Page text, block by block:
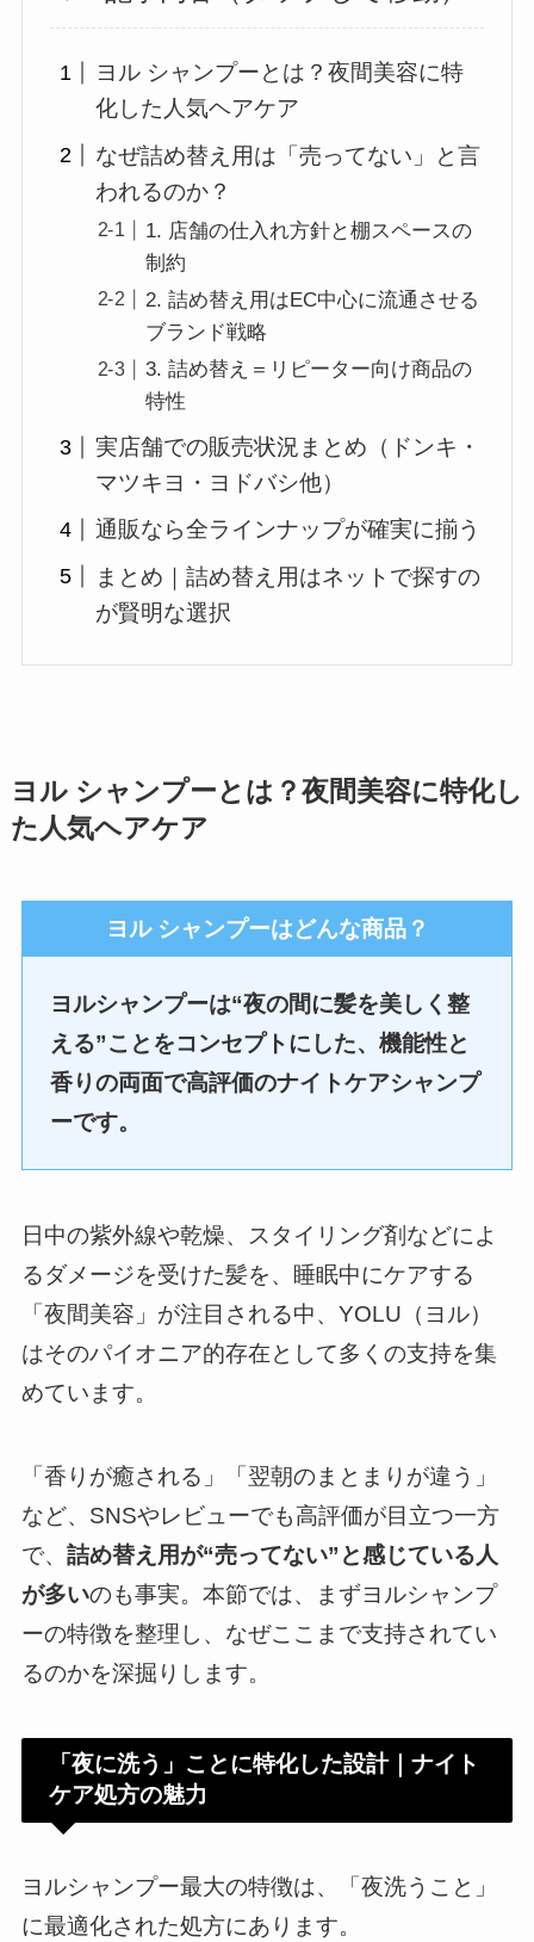
ヨル シャンプーとは？夜間美容に特
化した人気ヘアケア
なぜ詰め替え用は「売ってない」と言
われるのか？
1. 店舗の仕入れ方針と棚スペースの
制約
2. 詰め替え用はEC中心に流通させる
ブランド戦略
3. 詰め替え＝リピーター向け商品の
特性
実店舗での販売状況まとめ（ドンキ・
マツキヨ・ヨドバシ他）
通販なら全ラインナップが確実に揃う
まとめ｜詰め替え用はネットで探すの
が賢明な選択
ヨル シャンプーとは？夜間美容に特化し
た人気ヘアケア
ヨル シャンプーはどんな商品？
ヨルシャンプーは“夜の間に髪を美しく整
える”ことをコンセプトにした、機能性と
香りの両面で高評価のナイトケアシャンプ
ーです。
日中の紫外線や乾燥、スタイリング剤などによ
るダメージを受けた髪を、睡眠中にケアする
「夜間美容」が注目される中、YOLU（ヨル）
はそのパイオニア的存在として多くの支持を集
めています。
「香りが癒される」「翌朝のまとまりが違う」
など、SNSやレビューでも高評価が目立つ一方
で、 詰め替え用が“売ってない”と感じている人
が多いのも事実。本節では、まずヨルシャンプ
ーの特徴を整理し、なぜここまで支持されてい
るのかを深掘りします。
「夜に洗う」ことに特化した設計｜ナイト
ケア処方の魅力
ヨルシャンプー最大の特徴は、「夜洗うこと」
に最適化された処方にあります。